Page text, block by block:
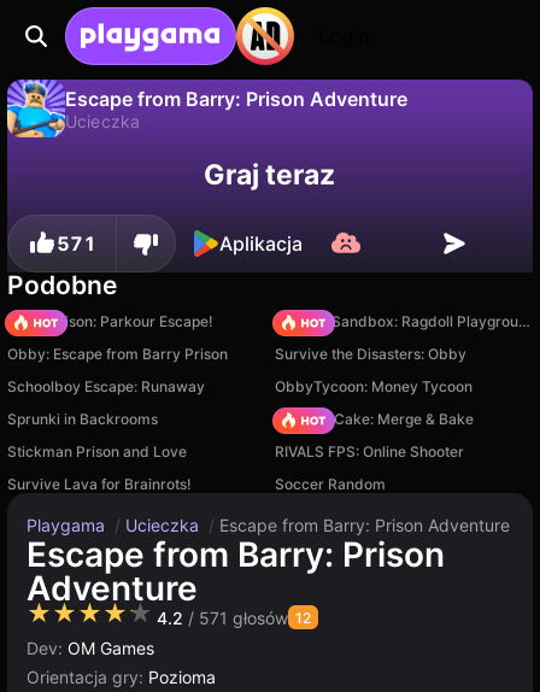
Escape from Barry: Prison Adventure
Ucieczka
Zapisz postępy! Nie
Graj teraz
571 Aplikacja
Podobne
Barry Prison: Parkour Escape!
Sprunki Sandbox: Ragdoll Playground Mode
Obby: Escape from Barry Prison
Survive the Disasters: Obby
Schoolboy Escape: Runaway
ObbyTycoon: Money Tycoon
Sprunki in Backrooms
Piece of Cake: Merge & Bake
Stickman Prison and Love
RIVALS FPS: Online Shooter
Survive Lava for Brainrots!
Soccer Random
Playgama / Ucieczka / Escape from Barry: Prison Adventure
Escape from Barry: Prison
Adventure
★★★★★ 4.2 / 571 głosów 12
Dev: OM Games
Orientacja gry: Pozioma